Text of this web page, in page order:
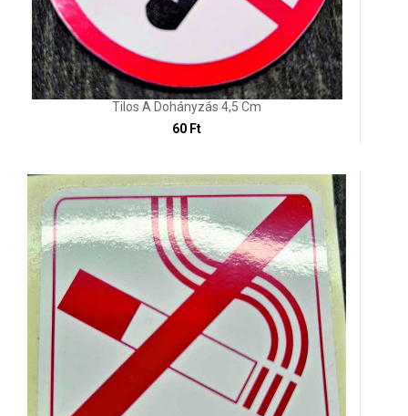
Tilos A Dohányzás 4,5 Cm
60 Ft